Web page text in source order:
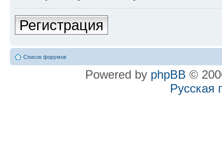
Регистрация
Список форумов
Powered by phpBB ©
Русская